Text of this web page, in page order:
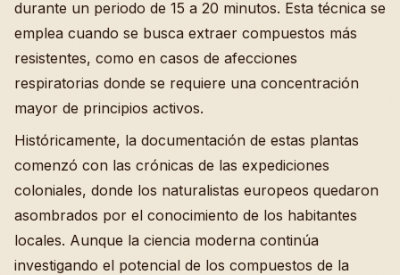
durante un periodo de 15 a 20 minutos. Esta técnica se
emplea cuando se busca extraer compuestos más
resistentes, como en casos de afecciones
respiratorias donde se requiere una concentración
mayor de principios activos.
Históricamente, la documentación de estas plantas
comenzó con las crónicas de las expediciones
coloniales, donde los naturalistas europeos quedaron
asombrados por el conocimiento de los habitantes
locales. Aunque la ciencia moderna continúa
investigando el potencial de los compuestos de la